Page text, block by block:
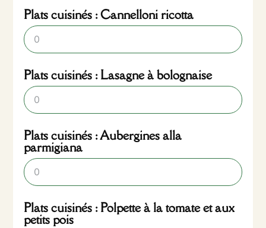
Plats cuisinés : Cannelloni ricotta
Plats cuisinés : Lasagne à bolognaise
Plats cuisinés : Aubergines alla
parmigiana
Plats cuisinés : Polpette à la tomate et aux
petits pois